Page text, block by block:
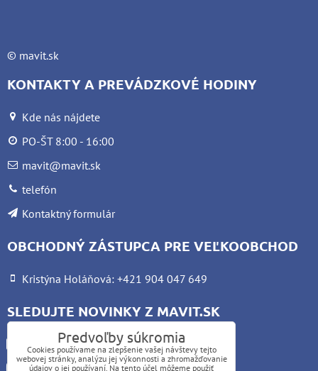
© mavit.sk
KONTAKTY A PREVÁDZKOVÉ HODINY
Kde nás nájdete
PO-ŠT 8:00 - 16:00
mavit@mavit.sk
telefón
Kontaktný formulár
OBCHODNÝ ZÁSTUPCA PRE VEĽKOOBCHOD
Kristýna Holáňová: +421 904 047 649
SLEDUJTE NOVINKY Z MAVIT.SK
Facebook
Instagram
Predvoľby súkromia
Cookies používame na zlepšenie vašej návštevy tejto
webovej stránky, analýzu jej výkonnosti a zhromažďovanie
údajov o jej používaní. Na tento účel môžeme použiť